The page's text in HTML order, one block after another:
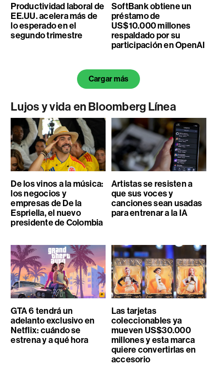
Productividad laboral de
EE.UU. acelera más de
lo esperado en el
segundo trimestre
SoftBank obtiene un
préstamo de
US$10.000 millones
respaldado por su
participación en OpenAI
Cargar más
Lujos y vida en Bloomberg Línea
De los vinos a la música:
los negocios y
empresas de De la
Espriella, el nuevo
presidente de Colombia
Artistas se resisten a
que sus voces y
canciones sean usadas
para entrenar a la IA
GTA 6 tendrá un
adelanto exclusivo en
Netflix: cuándo se
estrena y a qué hora
Las tarjetas
coleccionables ya
mueven US$30.000
millones y esta marca
quiere convertirlas en
accesorio